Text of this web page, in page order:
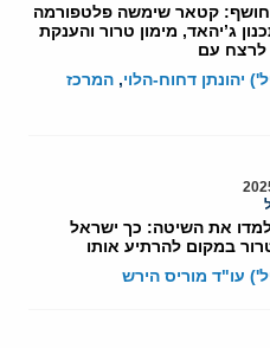
קטאר שימשה פלטפורמה
ג’יהאד, מימון טרור והענקת
לרצח עם
יהונתן דחוח-הלוי, המרכז
את השיטה: כך ישראל
במקום להרתיע אותו
עו"ד מוריס הירש